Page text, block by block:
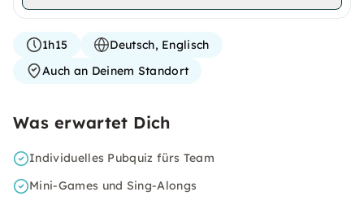
1h15
Deutsch, Englisch
Auch an Deinem Standort
Was erwartet Dich
Individuelles Pubquiz fürs Team
Mini-Games und Sing-Alongs